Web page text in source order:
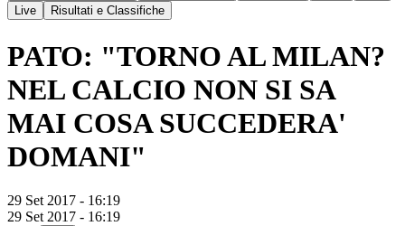
Live
Risultati e Classifiche
PATO: "TORNO AL MILAN?
NEL CALCIO NON SI SA
MAI COSA SUCCEDERA'
DOMANI"
29 Set 2017 - 16:19
29 Set 2017 - 16:19